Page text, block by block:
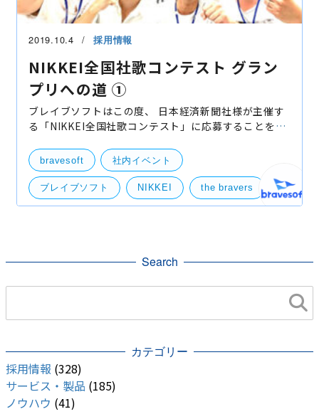
2019.10.4 採用情報
NIKKEI全国社歌コンテスト グラン
プリへの道 ①
ブレイブソフトはこの度、 日本経済新聞社様が主催す
る「NIKKEI全国社歌コンテスト」に応募することを宣
の企業からの思いのこもった社歌の動画を募り、一般
投票
bravesoft 社内イベント
ブレイブソフト NIKKEI the bravers
Search
カテゴリー
採用情報 (328)
サービス・製品 (185)
ノウハウ (41)